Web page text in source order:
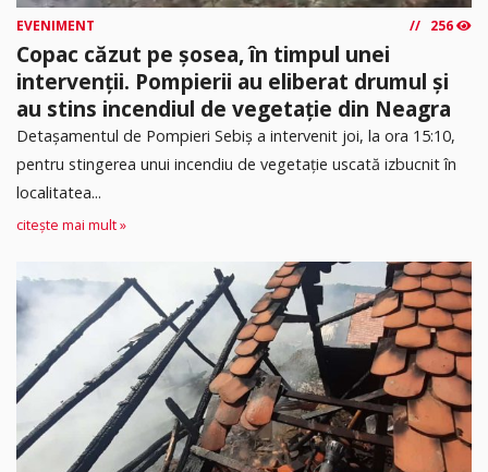
EVENIMENT 256
Copac căzut pe șosea, în timpul unei
intervenții. Pompierii au eliberat drumul și
au stins incendiul de vegetație din Neagra
Detașamentul de Pompieri Sebiș a intervenit joi, la ora 15:10,
pentru stingerea unui incendiu de vegetație uscată izbucnit în
localitatea...
citește mai mult »